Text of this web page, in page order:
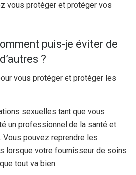
vous protéger et protéger vos
puis-je éviter de
?
vous protéger et protéger les
sexuelles tant que vous
un professionnel de la santé et
Vous pouvez reprendre les
lorsque votre fournisseur de soins
tout va bien.